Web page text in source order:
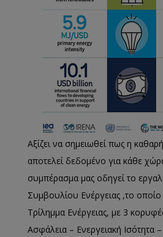
Αξίζει να σημειωθεί πως η
αποτελεί δεδομένο για κάθε
συμπέρασμα μας οδηγεί το
Συμβουλίου Ενέργειας ,το οποίο
Τρίλημμα Ενέργειας, με 3
Ασφάλεια – Ενεργειακή Ισότητα